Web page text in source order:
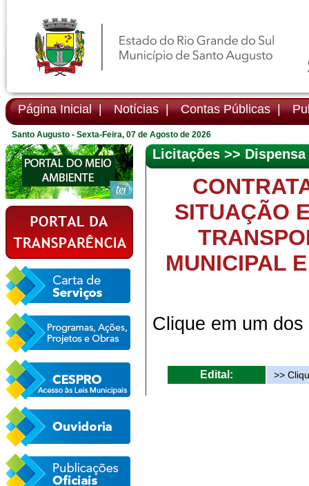
Página Inicial | Notícias | Contas Públicas |
Santo Augusto - Sexta-Feira, 07 de Agosto de 2026
Licitações >> Dispensa
SITUAÇÃO
MUNICIPAL
Clique em um
Edital: >>